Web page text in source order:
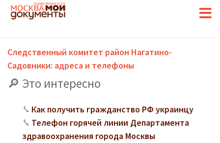
Следственный комитет район Нагатино-
Садовники: адреса и телефоны
Это интересно
Как получить гражданство РФ украинцу
Телефон горячей линии Департамента
здравоохранения города Москвы